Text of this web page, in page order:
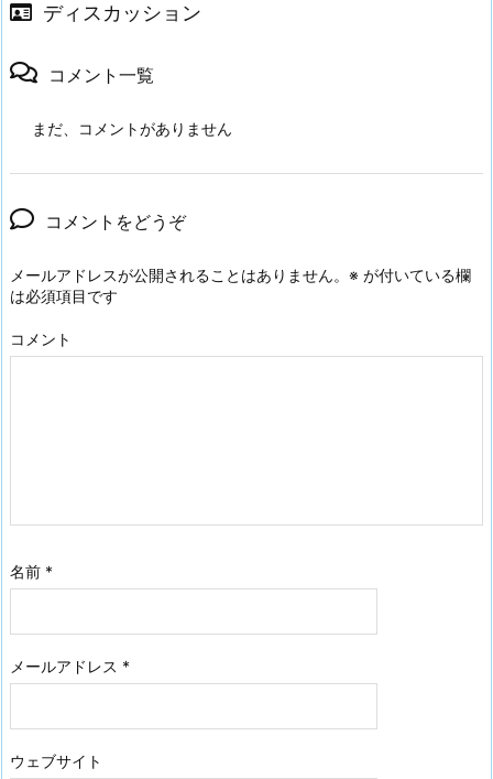
ディスカッション
コメント一覧
まだ、コメントがありません
コメントをどうぞ
メールアドレスが公開されることはありません。 ※ が付いている欄
は必須項目です
コメント
名前 *
メールアドレス *
ウェブサイト